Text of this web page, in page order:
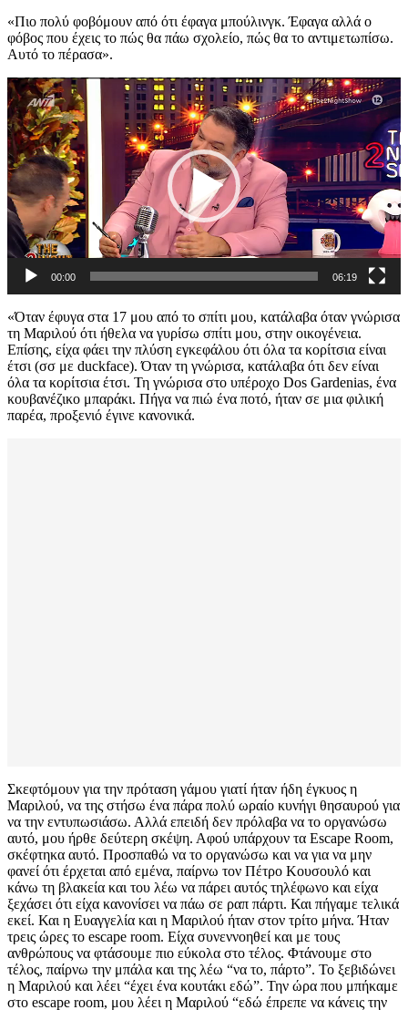
«Πιο πολύ φοβόμουν από ότι έφαγα μπούλινγκ. Έφαγα αλλά ο
φόβος που έχεις το πώς θα πάω σχολείο, πώς θα το αντιμετωπίσω.
Αυτό το πέρασα».
Πρόγραμμα
Αναπαραγωγής
Βίντεο
00:00 06:19
«Όταν έφυγα στα 17 μου από το σπίτι μου, κατάλαβα όταν γνώρισα
τη Μαριλού ότι ήθελα να γυρίσω σπίτι μου, στην οικογένεια.
Επίσης, είχα φάει την πλύση εγκεφάλου ότι όλα τα κορίτσια είναι
έτσι (σσ με duckface). Όταν τη γνώρισα, κατάλαβα ότι δεν είναι
όλα τα κορίτσια έτσι. Τη γνώρισα στο υπέροχο Dos Gardenias, ένα
κουβανέζικο μπαράκι. Πήγα να πιώ ένα ποτό, ήταν σε μια φιλική
παρέα, προξενιό έγινε κανονικά.
Σκεφτόμουν για την πρόταση γάμου γιατί ήταν ήδη έγκυος η
Μαριλού, να της στήσω ένα πάρα πολύ ωραίο κυνήγι θησαυρού για
να την εντυπωσιάσω. Αλλά επειδή δεν πρόλαβα να το οργανώσω
αυτό, μου ήρθε δεύτερη σκέψη. Αφού υπάρχουν τα Escape Room,
σκέφτηκα αυτό. Προσπαθώ να το οργανώσω και να για να μην
φανεί ότι έρχεται από εμένα, παίρνω τον Πέτρο Κουσουλό και
κάνω τη βλακεία και του λέω να πάρει αυτός τηλέφωνο και είχα
ξεχάσει ότι είχα κανονίσει να πάω σε ραπ πάρτι. Και πήγαμε τελικά
εκεί. Και η Ευαγγελία και η Μαριλού ήταν στον τρίτο μήνα. Ήταν
τρεις ώρες το escape room. Είχα συνεννοηθεί και με τους
ανθρώπους να φτάσουμε πιο εύκολα στο τέλος. Φτάνουμε στο
τέλος, παίρνω την μπάλα και της λέω “να το, πάρτο”. Το ξεβιδώνει
η Μαριλού και λέει “έχει ένα κουτάκι εδώ”. Την ώρα που μπήκαμε
στο escape room, μου λέει η Μαριλού “εδώ έπρεπε να κάνεις την